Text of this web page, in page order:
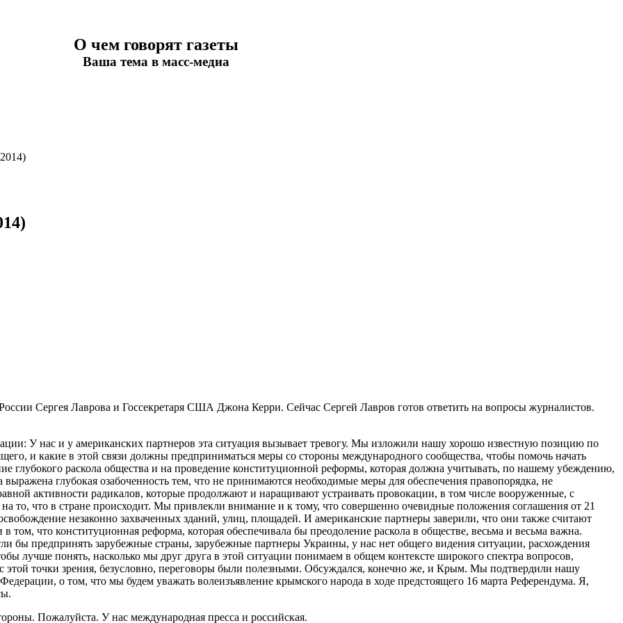
О чем говорят газеты
Ваша тема в масс-медиа
Сергея Лаврова и Госсекретаря США Джона Керри. Сейчас Сергей Лавров готов ответить на вопросы журналистов.
У нас и у американских партнеров эта ситуация вызывает тревогу. Мы изложили нашу хорошо известную позицию по
и какие в этой связи должны предприниматься меры со стороны международного сообщества, чтобы помочь начать
глубокого раскола общества и на проведение конституционной реформы, которая должна учитывать, по нашему убеждению,
глубокая озабоченность тем, что не принимаются необходимые меры для обеспечения правопорядка, не
активности радикалов, которые продолжают и наращивают устраивать провокации, в том числе вооруженные, с
то, что в стране происходит. Мы привлекли внимание и к тому, что совершенно очевидные положения соглашения от 21
незаконно захваченных зданий, улиц, площадей. И американские партнеры заверили, что они также считают
что конституционная реформа, которая обеспечивала бы преодоление раскола в обществе, весьма и весьма важна.
бы предпринять зарубежные страны, зарубежные партнеры Украины, у нас нет общего видения ситуации, расхождения
лучше понять, насколько мы друг друга в этой ситуации понимаем в общем контексте широкого спектра вопросов,
точки зрения, безусловно, переговоры были полезными. Обсуждался, конечно же, и Крым. Мы подтвердили нашу
о том, что мы будем уважать волеизъявление крымского народа в ходе предстоящего 16 марта Референдума. Я,
Пожалуйста. У нас международная пресса и российская.